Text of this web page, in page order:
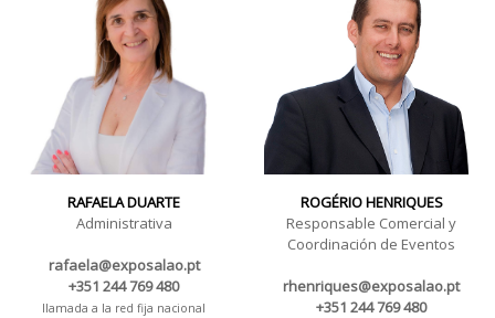
De miércoles a viernes, de 10h a 19h
RAFAELA DUARTE
Administrativa
rafaela@exposalao.pt
+351 244 769 480
llamada a la red fija nacional
ROGÉRIO HENRIQUES
Responsable Comercial y
Coordinación de Eventos
rhenriques@exposalao.pt
+351 244 769 480